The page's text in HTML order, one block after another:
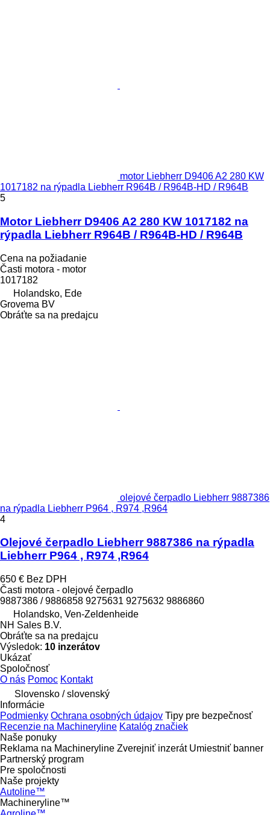
motor Liebherr D9406 A2 280 KW
1017182 na rýpadla Liebherr R964B / R964B-HD / R964B
5
Motor Liebherr D9406 A2 280 KW 1017182 na
rýpadla Liebherr R964B / R964B-HD / R964B
Cena na požiadanie
Časti motora - motor
1017182
Holandsko, Ede
Grovema BV
Obráťte sa na predajcu
olejové čerpadlo Liebherr 9887386
na rýpadla Liebherr P964 , R974 ,R964
4
Olejové čerpadlo Liebherr 9887386 na rýpadla
Liebherr P964 , R974 ,R964
650 € Bez DPH
Časti motora - olejové čerpadlo
9887386 / 9886858 9275631 9275632 9886860
Holandsko, Ven-Zeldenheide
NH Sales B.V.
Obráťte sa na predajcu
Výsledok: 10 inzerátov
Ukázať
Spoločnosť
O nás Pomoc Kontakt
Slovensko / slovenský
Informácie
Podmienky Ochrana osobných údajov Tipy pre bezpečnosť
Recenzie na Machineryline Katalóg značiek
Naše ponuky
Reklama na Machineryline Zverejniť inzerát Umiestniť banner
Partnerský program
Pre spoločnosti
Naše projekty
Autoline™
Machineryline™